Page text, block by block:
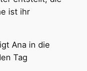
ist ihr
Ana in die
Tag